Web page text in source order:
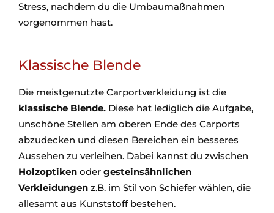
Stress, nachdem du die Umbaumaßnahmen
vorgenommen hast.
Klassische Blende
Die meistgenutzte Carportverkleidung ist die
klassische Blende. Diese hat lediglich die Aufgabe,
unschöne Stellen am oberen Ende des Carports
abzudecken und diesen Bereichen ein besseres
Aussehen zu verleihen. Dabei kannst du zwischen
Holzoptiken oder gesteinsähnlichen
Verkleidungen z.B. im Stil von Schiefer wählen, die
allesamt aus Kunststoff bestehen.